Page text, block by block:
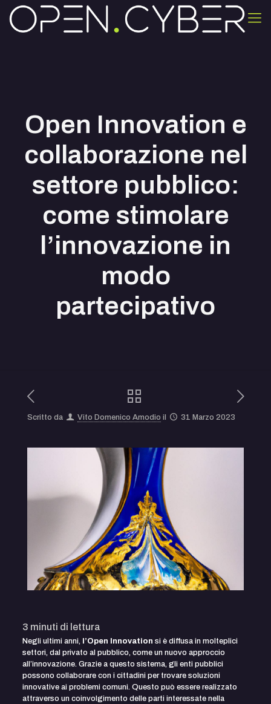
Open Innovation e
collaborazione nel
settore pubblico:
come stimolare
l’innovazione in
modo
partecipativo
Scritto da Vito Domenico Amodio il 31 Marzo 2023
3 minuti di lettura
Negli ultimi anni, l’Open Innovation si è diffusa in molteplici
settori, dal privato al pubblico, come un nuovo approccio
all’innovazione. Grazie a questo sistema, gli enti pubblici
possono collaborare con i cittadini per trovare soluzioni
innovative ai problemi comuni. Questo può essere realizzato
attraverso un coinvolgimento delle parti interessate nella